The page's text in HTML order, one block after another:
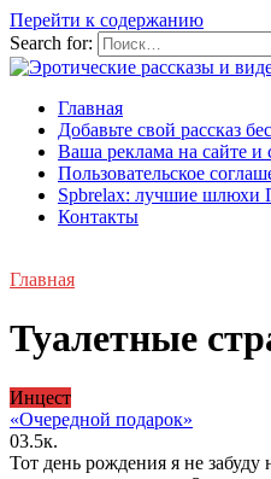
Перейти к содержанию
Search for:
Главная
Добавьте свой рассказ
Ваша реклама на сайте и
Пользовательское
Spbrelax: лучшие шлюхи
Контакты
Главная
Туалетные
Инцecт
«Очередной подарок»
03.5к.
Тот день рождения я не